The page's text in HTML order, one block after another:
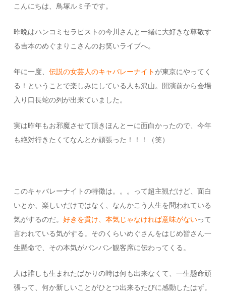
こんにちは、鳥塚ルミ子です。
昨晩はハンコミセラピストの今川さんと一緒に大好きな尊敬す
る吉本のめぐまりこさんのお笑いライブへ。
年に一度、伝説の女芸人のキャバレーナイト が東京にやってく
る！ということで楽しみにしている人も沢山。開演前から会場
入り口長蛇の列が出来ていました。
実は昨年もお邪魔させて頂きほんとーに面白かったので、今年
も絶対行きたくてなんとか頑張った！！！（笑）
このキャバレーナイトの特徴は。。。って超主観だけど、面白
いとか、楽しいだけではなく、なんかこう人生を問われている
気がするのだ。好きを貫け、本気じゃなければ意味がないって
言われている気がする。そのくらいめぐさんをはじめ皆さん一
生懸命で、その本気がバンバン観客席に伝わってくる。
人は誰しも生まれたばかりの時は何も出来なくて、一生懸命頑
張って、何か新しいことがひとつ出来るたびに感動したはず。